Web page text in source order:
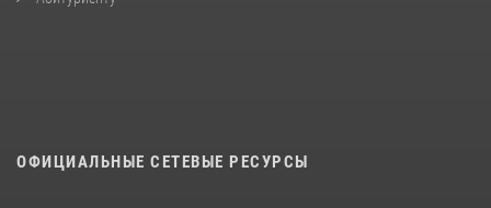
ОФИЦИАЛЬНЫЕ СЕТЕВЫЕ РЕСУРСЫ